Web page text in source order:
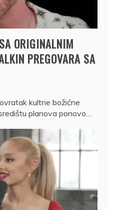
ORIGINALNIM
PREGOVARA SA
kultne božićne
planova ponovo…